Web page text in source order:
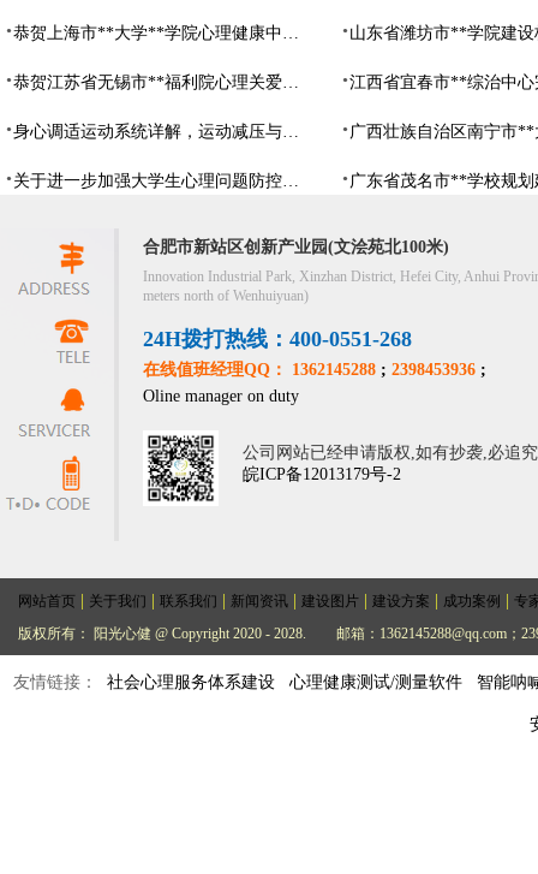
恭贺上海市**大学**学院心理健康中心建设项目由阳光心健代理商中标
恭贺江苏省无锡市**福利院心理关爱中心建设项目由阳光心健代理商中标
身心调适运动系统详解，运动减压与心理调适全指南
关于进一步加强大学生心理问题防控，防控大学生心理危机
合肥市新站区创新产业园(文浍苑北100米)
Innovation Industrial Park, Xinzhan District, Hefei City, Anhui
meters north of Wenhuiyuan)
24H拨打热线：400-0551-268
在线值班经理QQ： 1362145288 ; 2398453936 ;
Oline manager on duty
公司网站已经申请版权,如有抄袭,必追
皖ICP备12013179号-2
网站首页 关于我们 联系我们 新闻资讯 建设图片 建设方案 成功案例
专
版权所有： 阳光心健 @ Copyright 2020 - 2028.
邮箱：1362145288@qq.com；
友情链接： 社会心理服务体系建设 心理健康测试/测量软件 智能呐